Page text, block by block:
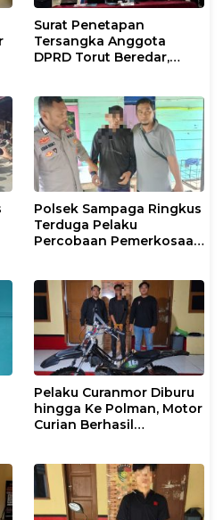
Surat Penetapan
Tersangka Anggota
DPRD Torut Beredar,
Berstatus Saksi
Polsek Sampaga Ringkus
Terduga Pelaku
Percobaan Pemerkosaan
Pelaku Curanmor Diburu
hingga Ke Polman, Motor
Curian Berhasil